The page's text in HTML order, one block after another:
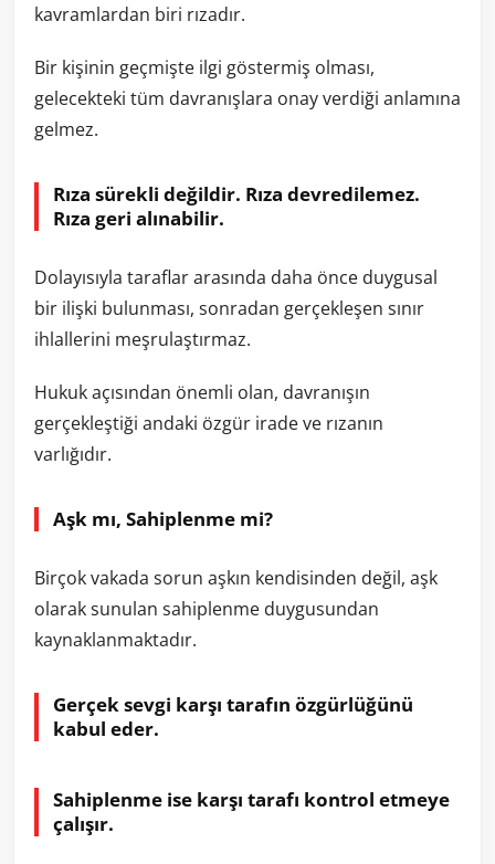
kavramlardan biri rızadır.
Bir kişinin geçmişte ilgi göstermiş olması,
gelecekteki tüm davranışlara onay verdiği anlamına
gelmez.
Rıza sürekli değildir. Rıza devredilemez.
Rıza geri alınabilir.
Dolayısıyla taraflar arasında daha önce duygusal
bir ilişki bulunması, sonradan gerçekleşen sınır
ihlallerini meşrulaştırmaz.
Hukuk açısından önemli olan, davranışın
gerçekleştiği andaki özgür irade ve rızanın
varlığıdır.
Aşk mı, Sahiplenme mi?
Birçok vakada sorun aşkın kendisinden değil, aşk
olarak sunulan sahiplenme duygusundan
kaynaklanmaktadır.
Gerçek sevgi karşı tarafın özgürlüğünü
kabul eder.
Sahiplenme ise karşı tarafı kontrol etmeye
çalışır.